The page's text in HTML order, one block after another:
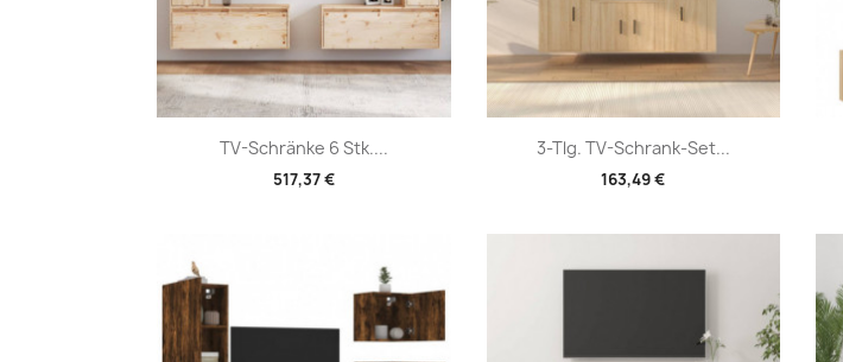
TV-Schränke 6 Stk....
517,37 €
Vorschau 3-Tlg. TV-Schrank-Set...
163,49 €
Vorschau